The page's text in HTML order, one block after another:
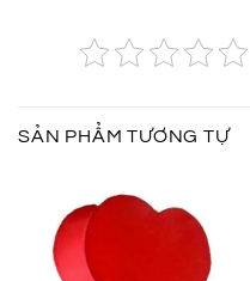
SẢN PHẨM TƯƠNG TỰ